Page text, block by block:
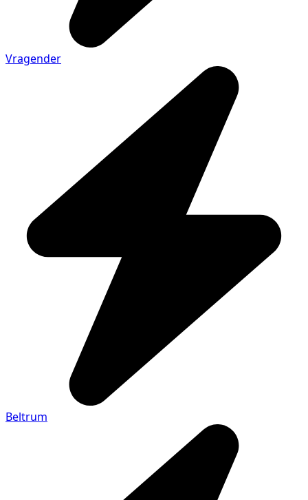
Vragender
Beltrum